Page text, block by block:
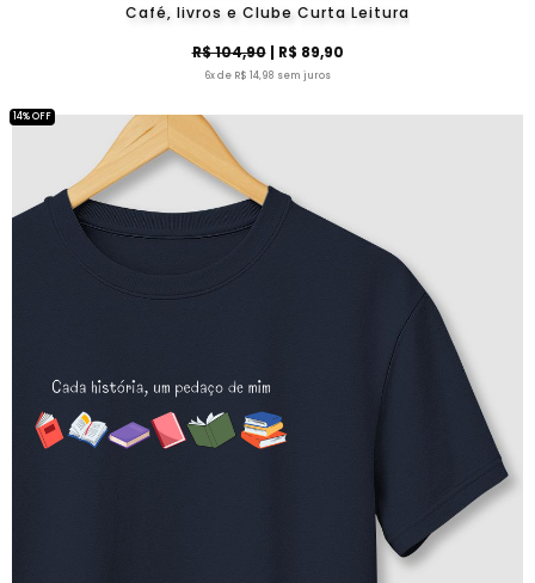
Café, livros e Clube Curta Leitura
R$ 104,90| R$ 89,90
6x de R$ 14,98 sem juros
14% OFF